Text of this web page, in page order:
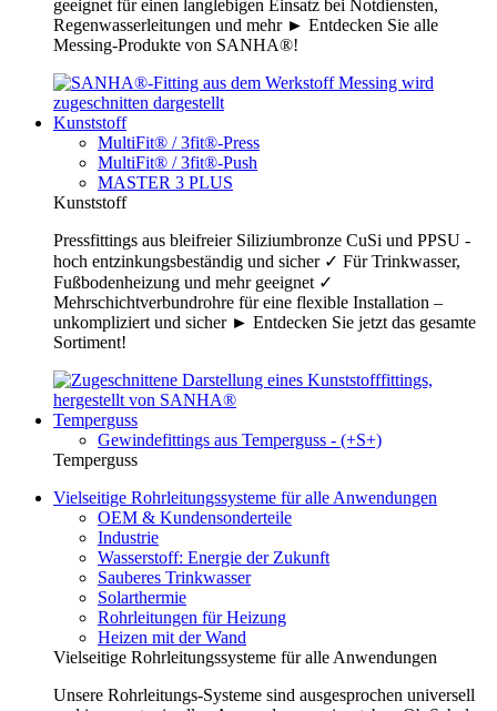
geeignet für einen langlebigen Einsatz bei Notdiensten,
Regenwasserleitungen und mehr ► Entdecken Sie alle
Messing-Produkte von SANHA®!
Kunststoff
MultiFit® / 3fit®-Press
MultiFit® / 3fit®-Push
MASTER 3 PLUS
Kunststoff
Pressfittings aus bleifreier Siliziumbronze CuSi und PPSU -
hoch entzinkungsbeständig und sicher ✓ Für Trinkwasser,
Fußbodenheizung und mehr geeignet ✓
Mehrschichtverbundrohre für eine flexible Installation –
unkompliziert und sicher ► Entdecken Sie jetzt das gesamte
Sortiment!
Temperguss
Gewindefittings aus Temperguss - (+S+)
Temperguss
Vielseitige Rohrleitungssysteme für alle Anwendungen
OEM & Kundensonderteile
Industrie
Wasserstoff: Energie der Zukunft
Sauberes Trinkwasser
Solarthermie
Rohrleitungen für Heizung
Heizen mit der Wand
Vielseitige Rohrleitungssysteme für alle Anwendungen
Unsere Rohrleitungs-Systeme sind ausgesprochen universell